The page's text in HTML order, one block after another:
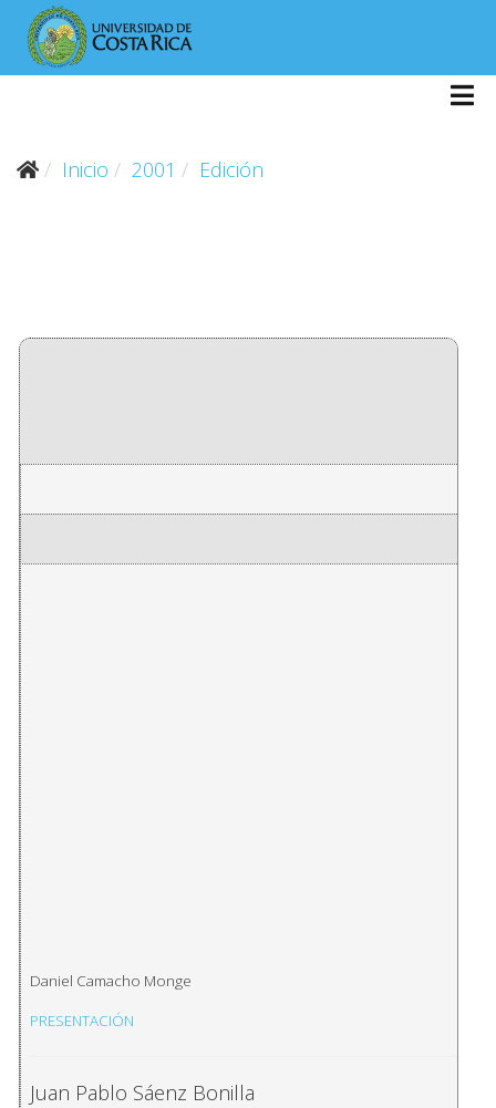
Inicio 2001 Edición
Daniel Camacho Monge
PRESENTACIÓN
Juan Pablo Sáenz Bonilla